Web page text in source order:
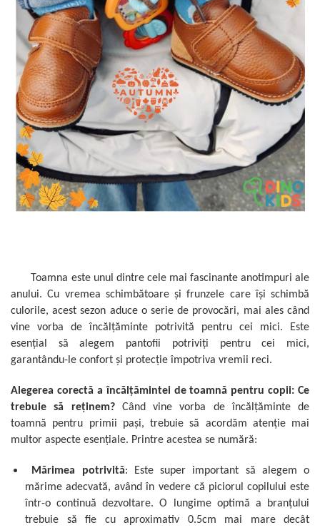
Toamna este unul dintre cele mai fascinante anotimpuri ale
anului. Cu vremea schimbătoare și frunzele care își schimbă
culorile, acest sezon aduce o serie de provocări, mai ales când
vine vorba de încălțăminte potrivită pentru cei mici. Este
esențial să alegem pantofii potriviți pentru cei mici,
garantându-le confort și protecție împotriva vremii reci.
Alegerea corectă a încălţămintei de toamnă pentru copii: Ce
trebuie să reținem? Când vine vorba de încălţăminte de
toamnă pentru primii paşi, trebuie să acordăm atenție mai
multor aspecte esențiale. Printre acestea se numără:
Mărimea potrivită: Este super important să alegem o
mărime adecvată, având în vedere că piciorul copilului este
într-o continuă dezvoltare. O lungime optimă a branțului
trebuie să fie cu aproximativ 0.5cm mai mare decât